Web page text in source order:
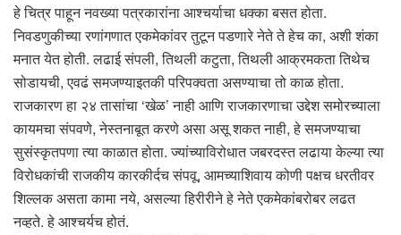
हे चित्र पाहून नवख्या पत्रकारांना आश्चर्याचा धक्का बसत होता.
निवडणुकीच्या रणांगणात एकमेकांवर तुटून पडणारे नेते ते हेच का, अशी शंका
मनात येत होती. लढाई संपली, तिथली कटुता, तिथली आक्रमकता तिथेच
सोडायची, एवढं समजण्याइतकी परिपक्वता असण्याचा तो काळ होता.
राजकारण हा २४ तासांचा ‘खेळ’ नाही आणि राजकारणाचा उद्देश समोरच्याला
कायमचा संपवणे, नेस्तनाबूत करणे असा असू शकत नाही, हे समजण्याचा
सुसंस्कृतपणा त्या काळात होता. ज्यांच्याविरोधात जबरदस्त लढाया केल्या त्या
विरोधकांची राजकीय कारकीर्दच संपवू, आमच्याशिवाय कोणी पक्षच धरतीवर
शिल्लक असता कामा नये, असल्या हिरीरीने हे नेते एकमेकांबरोबर लढत
नव्हते. हे आश्चर्यच होतं.